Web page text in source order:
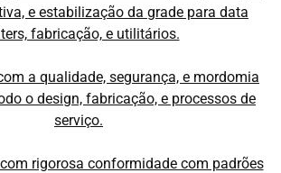
e estabilização da grade para data
fabricação, e utilitários.
a qualidade, segurança, e mordomia
o design, fabricação, e processos de
serviço.
rigorosa conformidade com padrões